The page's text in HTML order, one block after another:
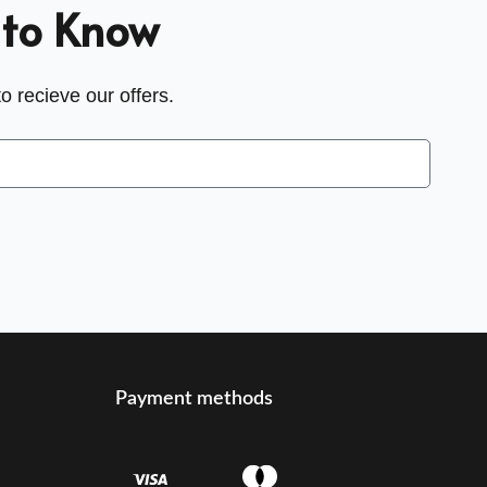
Know
recieve our offers.
Payment methods